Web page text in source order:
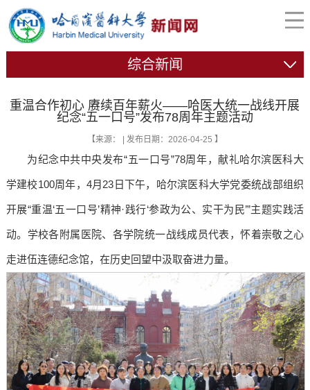
综合新闻
重温合作初心 赓续百年薪火——哈医大统一战线开展
纪念“五一口号”发布78周年主题活动
【来源： | 发布日期：2026-04-25 】
为纪念中共中央发布“五一口号”78周年，献礼哈尔滨医科大
学建校100周年，4月23日下午，哈尔滨医科大学党委统战部组织
开展“重温‘五一口号’精神·践行‘参政为公、实干为民’”主题实践活
动。学校各附属医院、各学院统一战线成员代表，怀着崇敬之心
走进伍连德纪念馆，在历史回望中汲取奋进力量。